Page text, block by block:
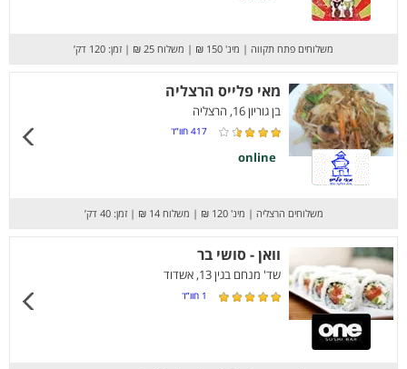
משלוחים פתח תקווה | מינ' 150 ₪ | משלוח 25 ₪ | זמן: 120 דק’
מאי פלייס הרצליה
בן גוריון 16, הרצליה
417 חוו”ד
online
משלוחים הרצליה | מינ' 120 ₪ | משלוח 14 ₪ | זמן: 40 דק’
וואן - סושי בר
שד' מנחם בגין 13, אשדוד
1 חוו”ד